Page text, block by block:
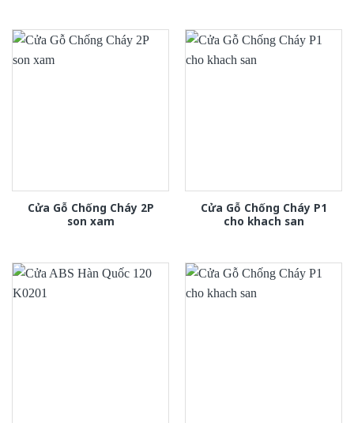
Cửa Gỗ Chống Cháy 2P
son xam
Cửa Gỗ Chống Cháy P1
cho khach san